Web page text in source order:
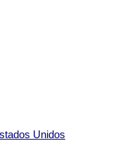
Unidos